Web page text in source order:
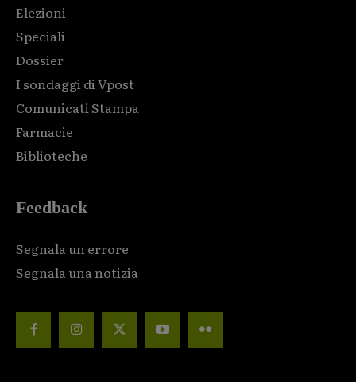
Elezioni
Speciali
Dossier
I sondaggi di Vpost
Comunicati Stampa
Farmacie
Biblioteche
Feedback
Segnala un errore
Segnala una notizia